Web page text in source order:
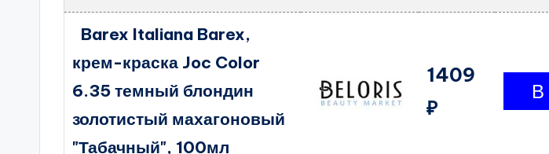
Barex Italiana Barex,
крем-краска Joc Color
6.35 темный блондин
золотистый махагоновый
"Табачный", 100мл
1409
₽